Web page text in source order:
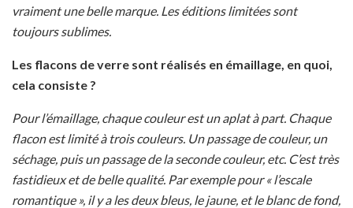
vraiment une belle marque. Les éditions limitées sont
toujours sublimes.
Les flacons de verre sont réalisés en émaillage, en quoi,
cela consiste ?
Pour l’émaillage, chaque couleur est un aplat à part. Chaque
flacon est limité à trois couleurs. Un passage de couleur, un
séchage, puis un passage de la seconde couleur, etc. C’est très
fastidieux et de belle qualité. Par exemple pour « l’escale
romantique », il y a les deux bleus, le jaune, et le blanc de fond,